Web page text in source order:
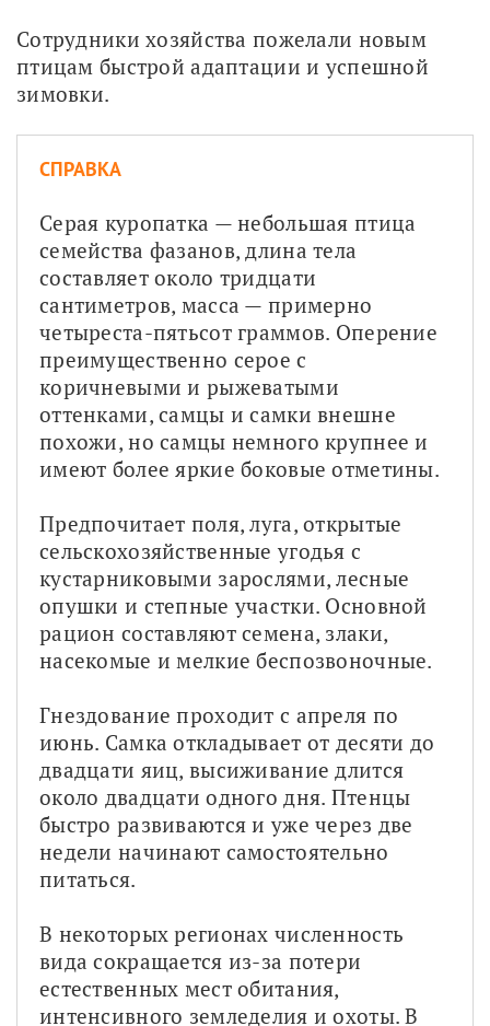
Сотрудники хозяйства пожелали новым
птицам быстрой адаптации и успешной
зимовки.
СПРАВКА
Серая куропатка — небольшая птица
семейства фазанов, длина тела
составляет около тридцати
сантиметров, масса — примерно
четыреста-пятьсот граммов. Оперение
преимущественно серое с
коричневыми и рыжеватыми
оттенками, самцы и самки внешне
похожи, но самцы немного крупнее и
имеют более яркие боковые отметины.
Предпочитает поля, луга, открытые
сельскохозяйственные угодья с
кустарниковыми зарослями, лесные
опушки и степные участки. Основной
рацион составляют семена, злаки,
насекомые и мелкие беспозвоночные.
Гнездование проходит с апреля по
июнь. Самка откладывает от десяти до
двадцати яиц, высиживание длится
около двадцати одного дня. Птенцы
быстро развиваются и уже через две
недели начинают самостоятельно
питаться.
В некоторых регионах численность
вида сокращается из-за потери
естественных мест обитания,
интенсивного земледелия и охоты. В